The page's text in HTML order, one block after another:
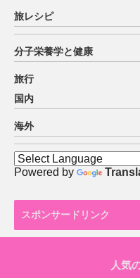
旅レシピ
分子栄養学と健康
旅行
国内
海外
Powered by
スポンサードリンク
人気